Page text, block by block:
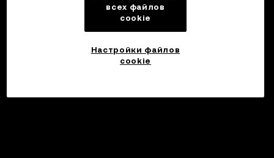
всех файлов
cookie
Настройки файлов
cookie